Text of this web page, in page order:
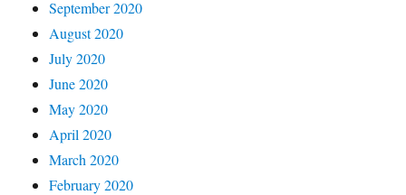
September 2020
August 2020
July 2020
June 2020
May 2020
April 2020
March 2020
February 2020